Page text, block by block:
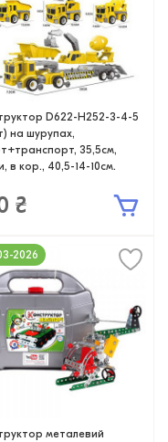
D622-H252-3-4-5
на шурупах,
35,5см,
в кор., 40,5-14-10см.
₴
металевий
2026